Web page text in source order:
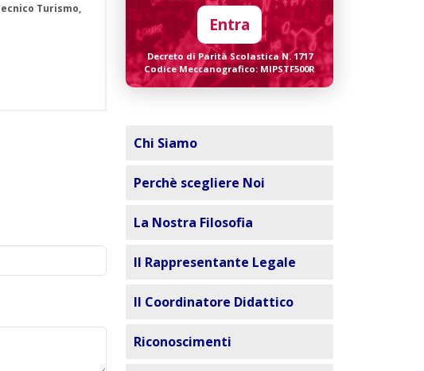
Turismo,
Entra
Decreto di Parità Scolastica N. 1717
Codice Meccanografico: MIPSTF500R
Chi Siamo
Perchè scegliere Noi
La Nostra Filosofia
Il Rappresentante Legale
Il Coordinatore Didattico
Riconoscimenti